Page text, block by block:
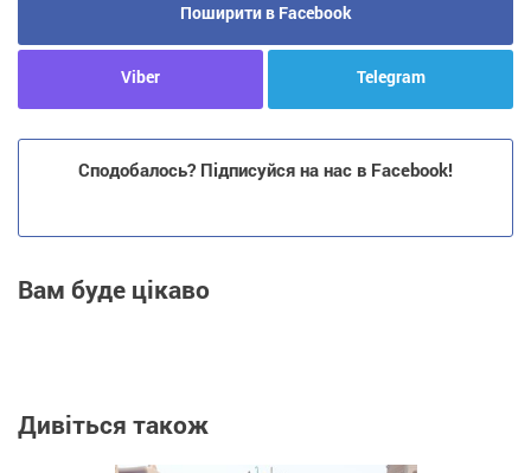
Поширити в Facebook
Viber Telegram
Сподобалось? Підписуйся на нас в Facebook!
Вам буде цікаво
Дивіться також